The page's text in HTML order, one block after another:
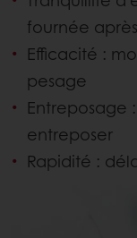
fournée
Efficacité :
pesage
Entreposage
entreposer
Rapidité :